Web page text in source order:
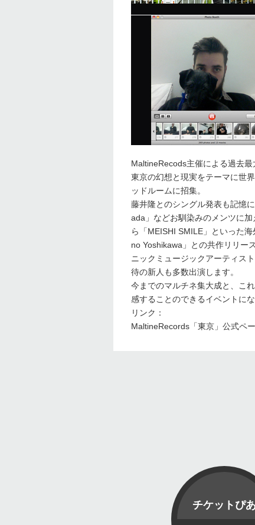
MaltineRecods主催による過去
東京の幻想と現実をテーマに世
ッドルームに招集。
藤井隆とのシングル発表も記憶
ada」などお馴染みのメンツに
ら「MEISHI SMILE」といった
no Yoshikawa」との共作リリー
ニックミュージックアーティス
待の新人も多数出演します。
今までのマルチネ集大成と、こ
感することのできるイベントにな
リンク：
MaltineRecords「東京」公式ペ
チケットぴあ